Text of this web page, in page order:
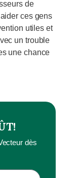
dès
de
ces gens
utiles et
un trouble
une chance